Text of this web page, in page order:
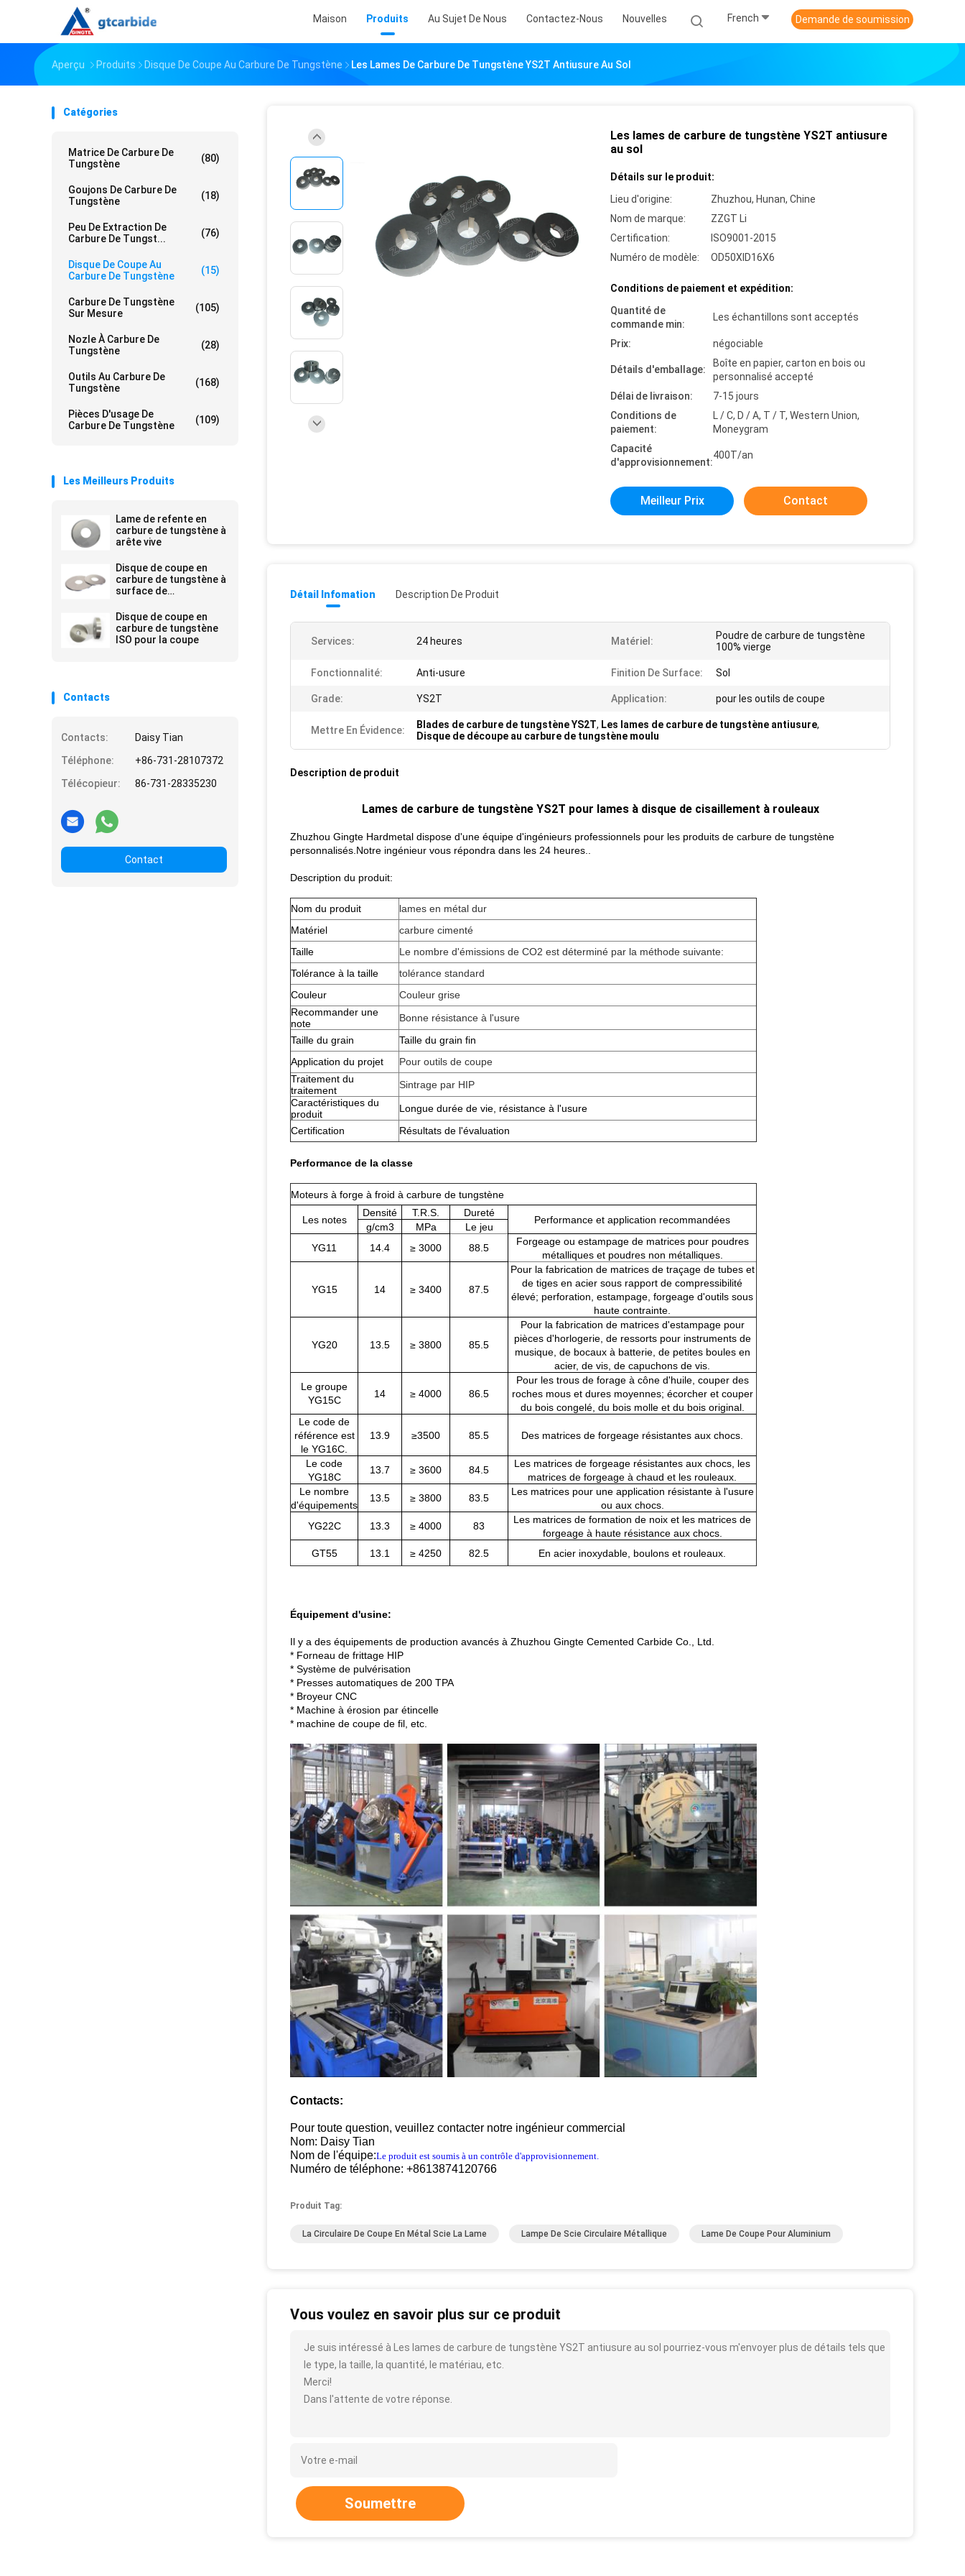
Maison Produits Au Sujet De Nous Contactez-Nous Nouvelles French Demande de soumission
Aperçu Produits Disque De Coupe Au Carbure De Tungstène Les Lames De Carbure De Tungstène YS2T Antiusure Au Sol
Catégories
Matrice De Carbure De
Tungstène
(80)
Goujons De Carbure De
Tungstène
(18)
Peu De Extraction De
Carbure De Tungst...
(76)
Disque De Coupe Au
Carbure De Tungstène
(15)
Carbure De Tungstène
Sur Mesure
(105)
Nozle À Carbure De
Tungstène
(28)
Outils Au Carbure De
Tungstène
(168)
Pièces D'usage De
Carbure De Tungstène
(109)
Les Meilleurs Produits
Lame de refente en
carbure de tungstène à
arête vive
Disque de coupe en
carbure de tungstène à
surface de
Disque de coupe en
carbure de tungstène
ISO pour la coupe
Contacts
Contacts:
Daisy Tian
Téléphone:
+86-731-28107372
Télécopieur:
86-731-28335230
Contact
Les lames de carbure de tungstène YS2T antiusure
au sol
Détails sur le produit:
Lieu d'origine:
Zhuzhou, Hunan, Chine
Nom de marque:
ZZGT Li
Certification:
ISO9001-2015
Numéro de modèle:
OD50XID16X6
Conditions de paiement et expédition:
Quantité de
commande min:
Les échantillons sont acceptés
Prix: négociable
Détails d'emballage:
Boîte en papier, carton en bois ou
personnalisé accepté
Délai de livraison:
7-15 jours
Conditions de
paiement:
L / C, D / A, T / T, Western Union,
Moneygram
Capacité
d'approvisionnement:
400T/an
Meilleur Prix Contact
Détail Infomation Description De Produit
Services: 24 heures Matériel:
Poudre de carbure de tungstène
100% vierge
Fonctionnalité: Anti-usure Finition De Surface: Sol
Grade: YS2T Application: pour les outils de coupe
Mettre En Évidence: Blades de carbure de tungstène YS2T, Les lames de carbure de tungstène antiusure,
Disque de découpe au carbure de tungstène moulu
Description de produit
Lames de carbure de tungstène YS2T pour lames à disque de cisaillement à rouleaux
Zhuzhou Gingte Hardmetal dispose d'une équipe d'ingénieurs professionnels pour les produits de carbure de tungstène
personnalisés.Notre ingénieur vous répondra dans les 24 heures..
Description du produit:
Nom du produit
lames en métal dur
Matériel
carbure cimenté
Taille
Le nombre d'émissions de CO2 est déterminé par la méthode suivante:
Tolérance à la taille
tolérance standard
Couleur
Couleur grise
Recommander une
note
Bonne résistance à l'usure
Taille du grain
Taille du grain fin
Application du projet
Pour outils de coupe
Traitement du
traitement
Sintrage par HIP
Caractéristiques du
produit
Longue durée de vie, résistance à l'usure
Certification
Résultats de l'évaluation
Performance de la classe
Moteurs à forge à froid à carbure de tungstène
Les notes
Densité T.R.S. Dureté
Performance et application recommandées
g/cm3 MPa
Le jeu
YG11
14.4 ≥ 3000 88.5
Forgeage ou estampage de matrices pour poudres
métalliques et poudres non métalliques.
YG15 14 ≥ 3400 87.5
Pour la fabrication de matrices de traçage de tubes et
de tiges en acier sous rapport de compressibilité
élevé; perforation, estampage, forgeage d'outils sous
haute contrainte.
YG20 13.5 ≥ 3800 85.5
Pour la fabrication de matrices d'estampage pour
pièces d'horlogerie, de ressorts pour instruments de
musique, de bocaux à batterie, de petites boules en
acier, de vis, de capuchons de vis.
Le groupe
YG15C
14 ≥ 4000 86.5
Pour les trous de forage à cône d'huile, couper des
roches mous et dures moyennes; écorcher et couper
du bois congelé, du bois molle et du bois original.
Le code de
référence est
le YG16C.
13.9 ≥3500 85.5 Des matrices de forgeage résistantes aux chocs.
Le code
YG18C
13.7 ≥ 3600 84.5
Les matrices de forgeage résistantes aux chocs, les
matrices de forgeage à chaud et les rouleaux.
Le nombre
d'équipements
13.5 ≥ 3800 83.5
Les matrices pour une application résistante à l'usure
ou aux chocs.
YG22C
13.3 ≥ 4000 83
Les matrices de formation de noix et les matrices de
forgeage à haute résistance aux chocs.
GT55
13.1 ≥ 4250 82.5 En acier inoxydable, boulons et rouleaux.
Équipement d'usine:
Il y a des équipements de production avancés à Zhuzhou Gingte Cemented Carbide Co., Ltd.
* Forneau de frittage HIP
* Système de pulvérisation
* Presses automatiques de 200 TPA
* Broyeur CNC
* Machine à érosion par étincelle
* machine de coupe de fil, etc.
Contacts:
Pour toute question, veuillez contacter notre ingénieur commercial
Nom: Daisy Tian
Nom de l'équipe:Le produit est soumis à un contrôle d'approvisionnement.
Numéro de téléphone: +8613874120766
Produit Tag:
La Circulaire De Coupe En Métal Scie La Lame Lampe De Scie Circulaire Métallique Lame De Coupe Pour Aluminium
Vous voulez en savoir plus sur ce produit
Je suis intéressé à Les lames de carbure de tungstène YS2T antiusure au sol pourriez-vous m'envoyer plus de détails tels que
le type, la taille, la quantité, le matériau, etc.
Merci!
Dans l'attente de votre réponse.
Soumettre